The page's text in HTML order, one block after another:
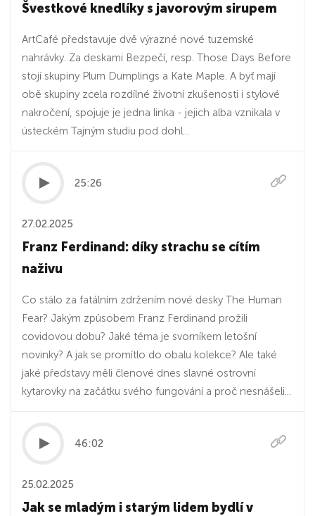
Švestkové knedlíky s javorovým sirupem
ArtCafé představuje dvě výrazné nové tuzemské
nahrávky. Za deskami Bezpečí, resp. Those Days Before
stojí skupiny Plum Dumplings a Kate Maple. A byť mají
obě skupiny zcela rozdílné životní zkušenosti i stylové
nakročení, spojuje je jedna linka - jejich alba vznikala v
ústeckém Tajným studiu pod dohl...
25:26
27.02.2025
Franz Ferdinand: díky strachu se cítím
naživu
Co stálo za fatálním zdržením nové desky The Human
Fear? Jakým způsobem Franz Ferdinand prožili
covidovou dobu? Jaké téma je svorníkem letošní
novinky? A jak se promítlo do obalu kolekce? Ale také
jaké představy měli členové dnes slavné ostrovní
kytarovky na začátku svého fungování a proč nesnášeli...
46:02
25.02.2025
Jak se mladým i starým lidem bydlí v